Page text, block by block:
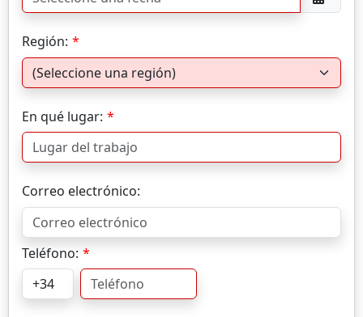
Región:
En qué lugar:
Correo electrónico:
Teléfono: